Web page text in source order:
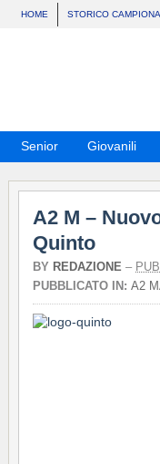
HOME STORICO
Senior Giovanili
A2 M –
Quinto
BY REDAZIONE –
PUBBLICATO IN: A2